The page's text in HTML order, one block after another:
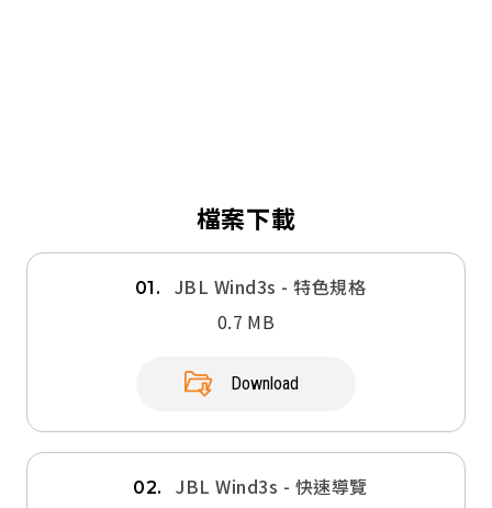
檔案下載
01.
JBL Wind3s - 特色規格
0.7 MB
Download
02.
JBL Wind3s - 快速導覽